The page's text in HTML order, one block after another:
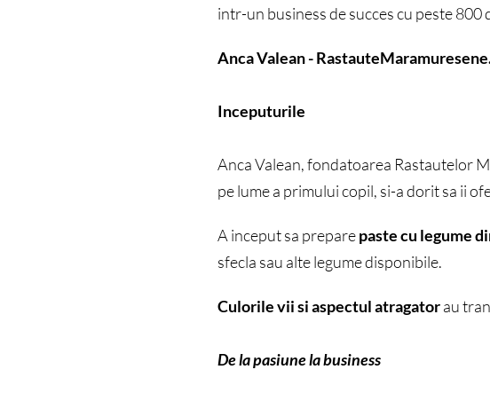
intr-un business de succes cu peste 800
Anca Valean -
Inceputurile
Anca Valean, fondatoarea Rastautelor
pe lume a primului copil, si-a dorit sa ii
A inceput sa preparepaste cu legume
sfecla sau alte legume disponibile.
Culorile vii si aspectul atragatorau
De la pasiune la business